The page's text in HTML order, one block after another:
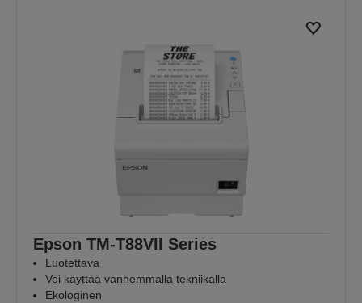
Epson TM-T88VII Series
Luotettava
Voi käyttää vanhemmalla tekniikalla
Ekologinen